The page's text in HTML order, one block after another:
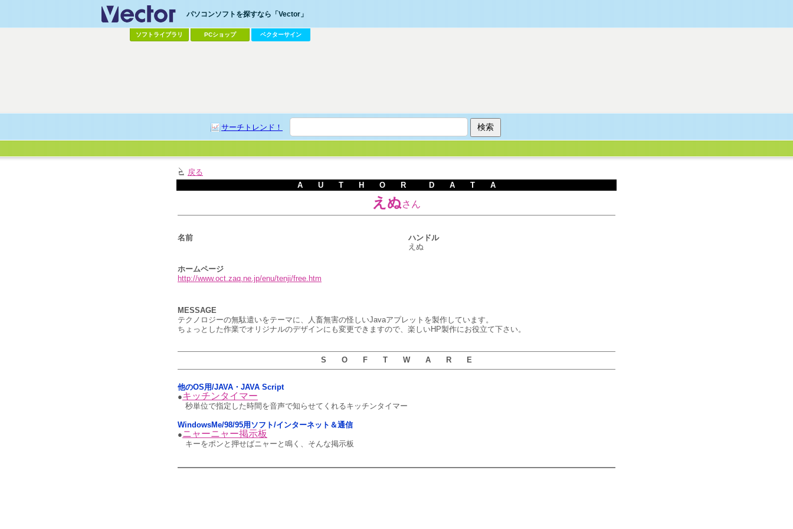
パソコンソフトを探すなら「Vector」
ソフトライブラリ PCショップ ベクターサイン
サーチトレンド！
戻る
A U T H O R D A T A
えぬ さん
名前
ハンドル
えぬ
ホームページ
http://www.oct.zaq.ne.jp/enu/tenji/free.htm
MESSAGE
テクノロジーの無駄遣いをテーマに、人畜無害の怪しいJavaアプレットを製作しています。
ちょっとした作業でオリジナルのデザインにも変更できますので、楽しいHP製作にお役立て下さい。
S O F T W A R E
他のOS用/JAVA・JAVA Script
●キッチンタイマー
秒単位で指定した時間を音声で知らせてくれるキッチンタイマー
WindowsMe/98/95用ソフト/インターネット＆通信
●ニャーニャー掲示板
キーをポンと押せばニャーと鳴く、そんな掲示板